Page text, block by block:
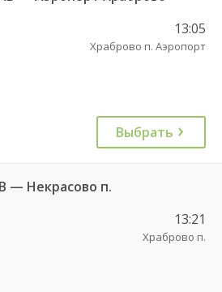
13:05
Храброво п. Аэропорт
Выбрать
— Некрасово п.
13:21
Храброво п.